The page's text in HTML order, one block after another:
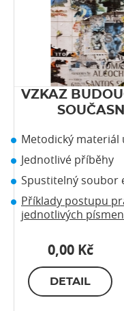
VZKAZ
Metodický materiál
Jednotlivé příběhy
Spustitelný soubor
Příklady postupu
jednotlivých
0,00 Kč
DETAIL